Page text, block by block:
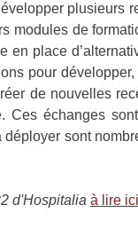
plusieurs
modules de
en place
pour
de nouvelles
Ces échanges
sont
d'Hospitalia à lire